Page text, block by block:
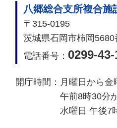
八郷総合支所複合施
〒315-0195
茨城県石岡市柿岡5680
電話番号： 0299-
開庁時間： 月曜日から金
午前8時30分
水曜日 午後7